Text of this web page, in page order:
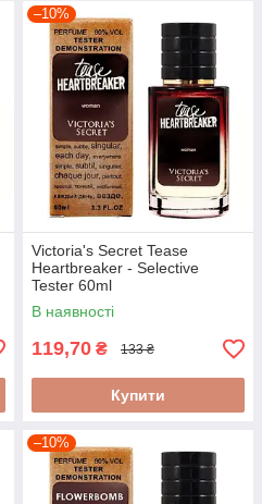
–10%
Victoria's Secret Tease
Heartbreaker - Selective
Tester 60ml
В наявності
119,70 ₴ 133 ₴
Купити
–10%